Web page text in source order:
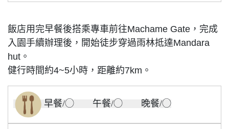
飯店用完早餐後搭乘專車前往Machame Gate，完成
入園手續辦理後，開始徒步穿過雨林抵達Mandara
hut。
健行時間約4~5小時，距離約7km。
早餐/◯ 午餐/◯ 晚餐/◯